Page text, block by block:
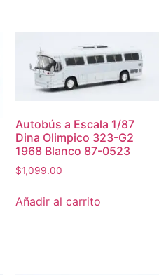
Autobús a Escala 1/87
Dina Olimpico 323-G2
1968 Blanco 87-0523
$1,099.00
Añadir al carrito